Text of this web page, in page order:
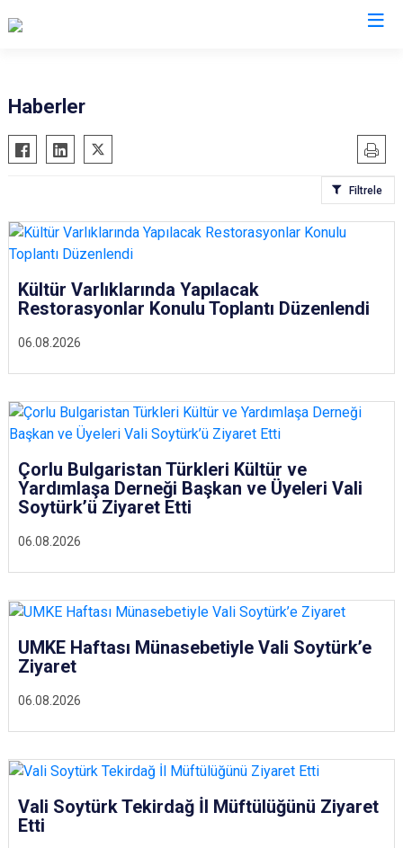
Haberler
Filtrele
06.08.2026
Kültür Varlıklarında Yapılacak
Restorasyonlar Konulu Toplantı Düzenlendi
06.08.2026
Çorlu Bulgaristan Türkleri Kültür ve
Yardımlaşa Derneği Başkan ve Üyeleri Vali
Soytürk’ü Ziyaret Etti
06.08.2026
UMKE Haftası Münasebetiyle Vali Soytürk’e
Ziyaret
Vali Soytürk Tekirdağ İl Müftülüğünü Ziyaret
Etti